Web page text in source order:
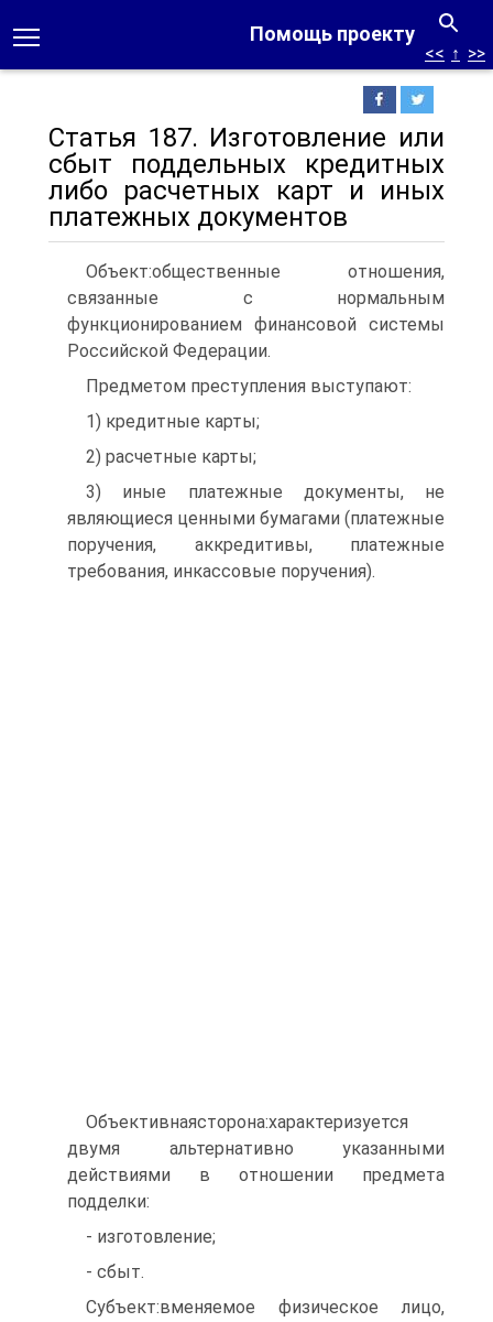
Помощь проекту
<< ↑ >>
Статья 187. Изготовление или
сбыт поддельных кредитных
либо расчетных карт и иных
платежных документов
Объект:общественные отношения,
связанные с нормальным
функционированием финансовой системы
Российской Федерации.
Предметом преступления выступают:
1) кредитные карты;
2) расчетные карты;
3) иные платежные документы, не
являющиеся ценными бумагами (платежные
поручения, аккредитивы, платежные
требования, инкассовые поручения).
Объективнаясторона:характеризуется
двумя альтернативно указанными
действиями в отношении предмета
подделки:
- изготовление;
- сбыт.
Субъект:вменяемое физическое лицо,